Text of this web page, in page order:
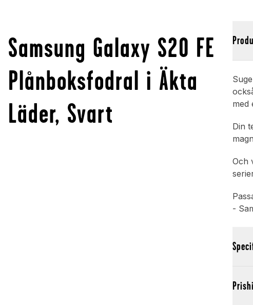
Samsung Galaxy S20 FE
Plånboksfodral i Äkta
Läder, Svart
med
Din
Och
-